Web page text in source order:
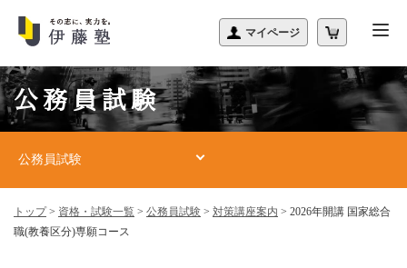
公務員試験
公務員試験
トップ> 資格・試験一覧 > 公務員試験 > 対策講座案内 > 2026年開講 国家総合
職(教養区分)専願コース